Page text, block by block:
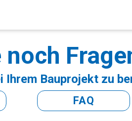
Ihrem Bauprojekt zu
FAQ